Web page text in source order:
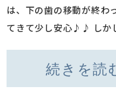
は、下の歯の移動が終わ
てきて少し安心♪♪ しか
続きを読